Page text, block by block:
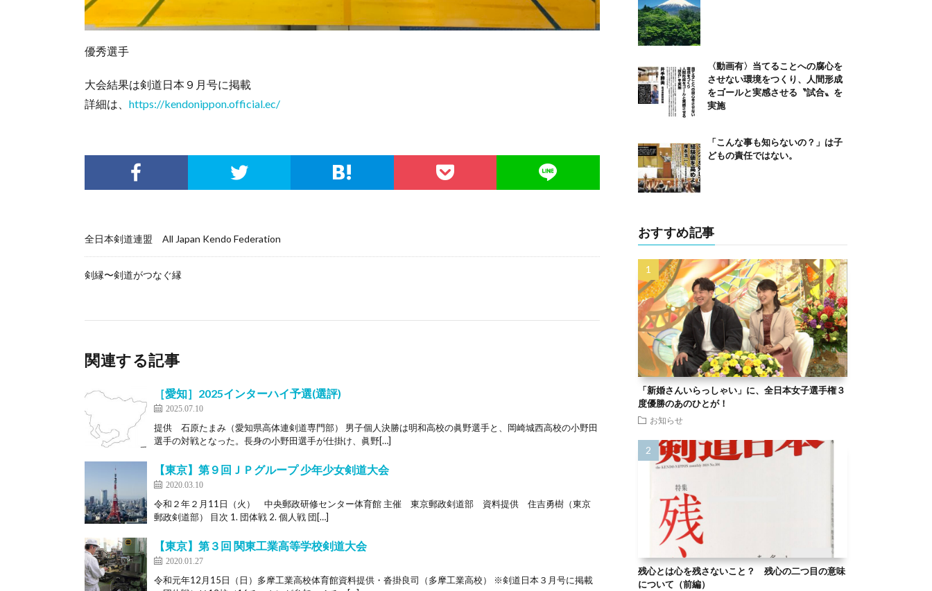
優秀選手
大会結果は剣道日本９月号に掲載
詳細は、 https://kendonippon.official.ec/
全日本剣道連盟 All Japan Kendo Federation
剣縁〜剣道がつなぐ縁
関連する記事
［愛知］2025インターハイ予選(選評)
2025.07.10
提供 石原たまみ（愛知県高体連剣道専門部） 男子個人決勝は明和高校の眞野選手と、岡崎城西高校の小野田
選手の対戦となった。長身の小野田選手が仕掛け、眞野[…]
【東京】第９回ＪＰグループ 少年少女剣道大会
2020.03.10
令和２年２月11日（火） 中央郵政研修センター体育館 主催 東京郵政剣道部 資料提供 住吉勇樹（東京
郵政剣道部） 目次 1. 団体戦 2. 個人戦 団[…]
【東京】第３回 関東工業高等学校剣道大会
2020.01.27
令和元年12月15日（日）多摩工業高校体育館資料提供・沓掛良司（多摩工業高校） ※剣道日本３月号に掲載
〈動画有〉当てることへの腐心を
させない環境をつくり、人間形成
をゴールと実感させる〝試合〟を
実施
「こんな事も知らないの？」は子
どもの責任ではない。
おすすめ記事
「新婚さんいらっしゃい」に、全日本女子選手権３
度優勝のあのひとが！
お知らせ
残心とは心を残さないこと？ 残心の二つ目の意味
について（前編）